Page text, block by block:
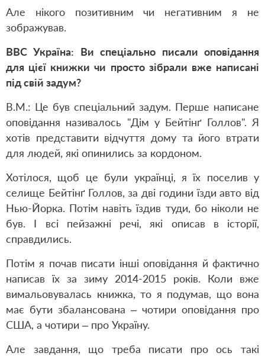
Але нікого позитивним чи негативним я не
зображував.
ВВС Україна: Ви спеціально писали оповідання
для цієї книжки чи просто зібрали вже написані
під свій задум?
В.М.: Це був спеціальний задум. Перше написане
оповідання називалось "Дім у Бейтінґ Голлов". Я
хотів представити відчуття дому та його втрати
для людей, які опинились за кордоном.
Хотілося, щоб це були українці, я їх поселив у
селище Бейтінґ Голлов, за дві години їзди авто від
Нью-Йорка. Потім навіть їздив туди, бо ніколи не
був. І всі пейзажні речі, які описав в історії,
справдились.
Потім я почав писати інші оповідання й фактично
написав їх за зиму 2014-2015 років. Коли вже
вимальовувалась книжка, то я подумав, що вона
має бути збалансована – чотири оповідання про
США, а чотири – про Україну.
Але завдання, що треба писати про ось такі